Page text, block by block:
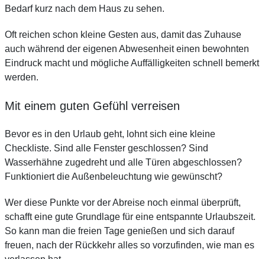
Bedarf kurz nach dem Haus zu sehen.
Oft reichen schon kleine Gesten aus, damit das Zuhause
auch während der eigenen Abwesenheit einen bewohnten
Eindruck macht und mögliche Auffälligkeiten schnell bemerkt
werden.
Mit einem guten Gefühl verreisen
Bevor es in den Urlaub geht, lohnt sich eine kleine
Checkliste. Sind alle Fenster geschlossen? Sind
Wasserhähne zugedreht und alle Türen abgeschlossen?
Funktioniert die Außenbeleuchtung wie gewünscht?
Wer diese Punkte vor der Abreise noch einmal überprüft,
schafft eine gute Grundlage für eine entspannte Urlaubszeit.
So kann man die freien Tage genießen und sich darauf
freuen, nach der Rückkehr alles so vorzufinden, wie man es